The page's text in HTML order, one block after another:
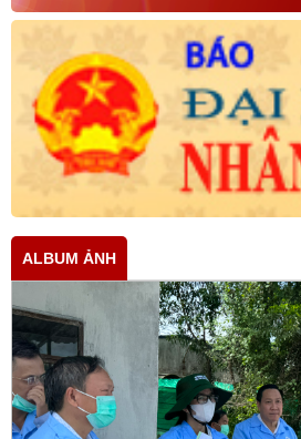
ALBUM ẢNH